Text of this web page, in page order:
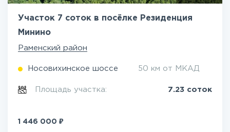
Участок 7 соток в посёлке Резиденция
Минино
Раменский район
Носовихинское шоссе 50 км от МКАД
Площадь участка: 7.23 соток
1 446 000 ₽